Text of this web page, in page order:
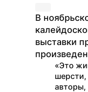
В
выставки
«Это
шерсти,
авторы,